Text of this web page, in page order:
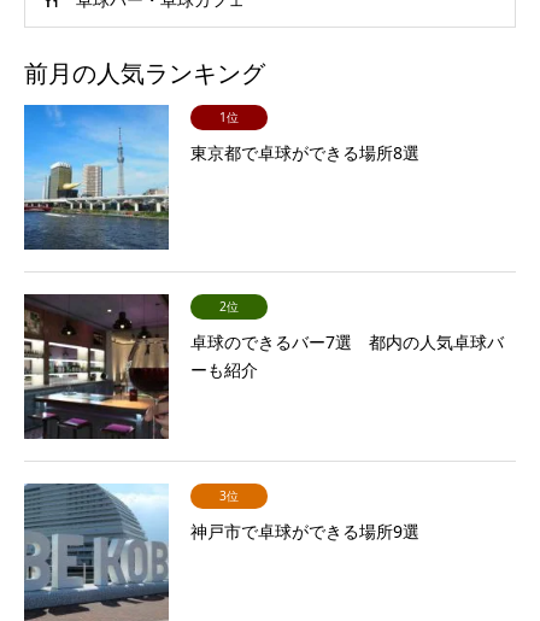
前月の人気ランキング
1位
東京都で卓球ができる場所8選
2位
卓球のできるバー7選 都内の人気卓球バ
ーも紹介
3位
神戸市で卓球ができる場所9選